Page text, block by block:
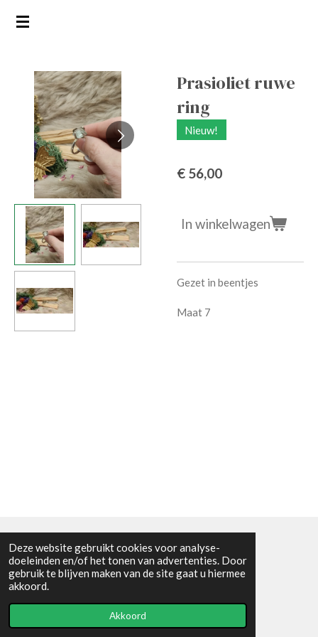
Deze website gebruikt cookies voor analyse-
doeleinden en/of het tonen van advertenties. Door
gebruik te blijven maken van de site gaat u hiermee
akkoord.
Akkoord
Ga
hoofdinhoud
Prasioliet ruwe
ring
Nieuw!
€ 56,00
In winkelwagen
Gezet in beentjes
Maat 7
Algemene voorwaarden
© 2021 - RC en mineralenshop Het vlinderpad